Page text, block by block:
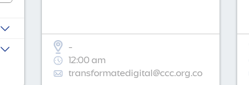
-
12:00 am
transformatedigital@ccc.org.co